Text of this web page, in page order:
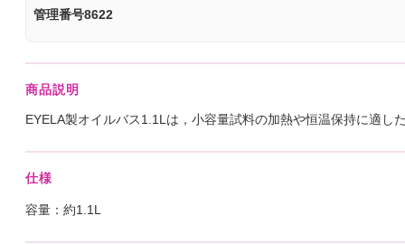
管理番号8622
商品説明
EYELA製オイルバス1.1Lは，小容量試料の加熱や恒温保持に適し
仕様
容量：約1.1L